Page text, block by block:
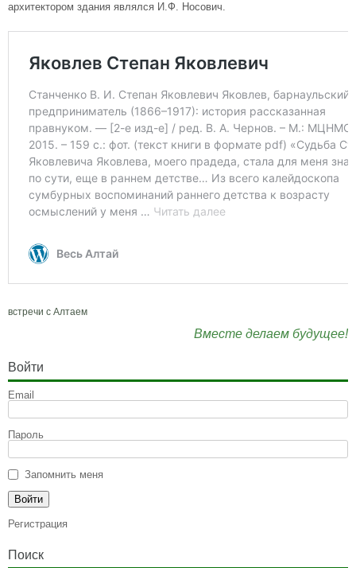
архитектором здания являлся И.Ф. Носович.
встречи с Алтаем
Вместе делаем будущее!
Войти
Email
Пароль
Запомнить меня
Регистрация
Поиск